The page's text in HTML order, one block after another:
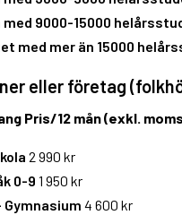
med 9000-15000
med mer än 15000
eller företag
Pris/12 mån (exkl.
2 990 kr
0-9 1 950 kr
Gymnasium 4 600 kr